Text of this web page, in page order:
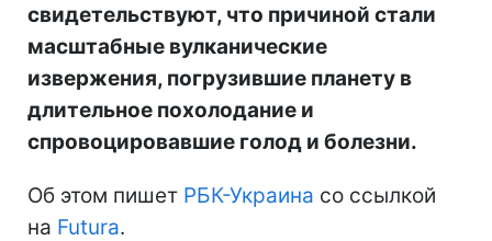
свидетельствуют, что причиной стали
масштабные вулканические
извержения, погрузившие планету в
длительное похолодание и
спровоцировавшие голод и болезни.
Об этом пишет РБК-Украина со ссылкой
на Futura.